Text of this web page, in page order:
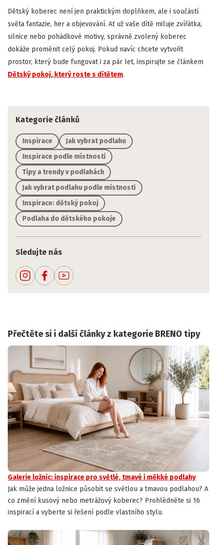
Dětský koberec není jen praktickým doplňkem, ale i součástí
světa fantazie, her a objevování. Ať už vaše dítě miluje zvířátka,
silnice nebo pohádkové motivy, správně zvolený koberec
dokáže proměnit celý pokoj. Pokud navíc chcete vytvořit
prostor, který bude fungovat i za pár let, inspirujte se článkem
Dětský pokoj, který roste s dítětem.
Kategorie článků
Inspirace
Jak vybrat podlahu
Inspirace podle místností
Tipy a trendy v podlahách
Jak vybrat podlahu podle místnosti
Inspirace: dětský pokoj
Podlaha do dětského pokoje
Sledujte nás
Přečtěte si i další články z kategorie BRENO tipy
Galerie ložnic: inspirace pro světlé, tmavé i měkké podlahy
Jak může jedna ložnice působit se světlou a tmavou podlahou? A
co změní kusový nebo metrážový koberec? Prohlédněte si 16
inspirací a vyberte si řešení podle vlastního stylu.